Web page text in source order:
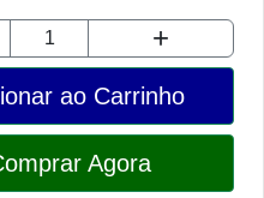
+
ao Carrinho
Agora